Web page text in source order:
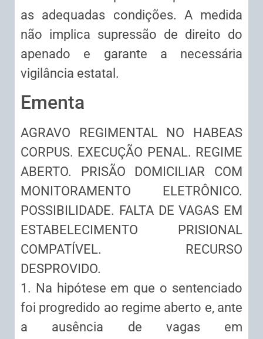
as adequadas condições. A medida
não implica supressão de direito do
apenado e garante a necessária
vigilância estatal.
Ementa
AGRAVO REGIMENTAL NO HABEAS
CORPUS. EXECUÇÃO PENAL. REGIME
ABERTO. PRISÃO DOMICILIAR COM
MONITORAMENTO ELETRÔNICO.
POSSIBILIDADE. FALTA DE VAGAS EM
ESTABELECIMENTO PRISIONAL
COMPATÍVEL. RECURSO
DESPROVIDO.
1. Na hipótese em que o sentenciado
foi progredido ao regime aberto e, ante
a ausência de vagas em